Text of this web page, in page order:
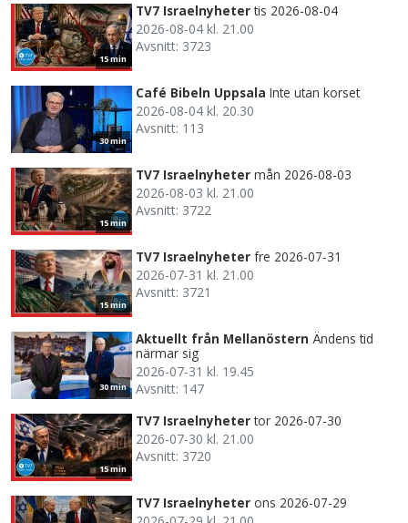
15 min
TV7 Israelnyheter tis 2026-08-04
2026-08-04 kl. 21.00
Avsnitt: 3723
30 min
Café Bibeln Uppsala Inte utan korset
2026-08-04 kl. 20.30
Avsnitt: 113
15 min
TV7 Israelnyheter mån 2026-08-03
2026-08-03 kl. 21.00
Avsnitt: 3722
15 min
TV7 Israelnyheter fre 2026-07-31
2026-07-31 kl. 21.00
Avsnitt: 3721
30 min
Aktuellt från Mellanöstern Ändens tid
närmar sig
2026-07-31 kl. 19.45
Avsnitt: 147
15 min
TV7 Israelnyheter tor 2026-07-30
2026-07-30 kl. 21.00
Avsnitt: 3720
TV7 Israelnyheter ons 2026-07-29